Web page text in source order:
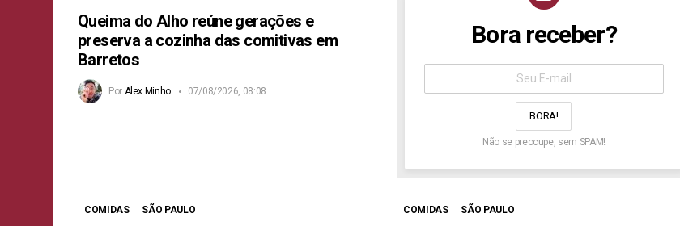
Queima do Alho reúne gerações e
preserva a cozinha das comitivas em
Barretos
Por Alex Minho 07/08/2026, 08:08
NEWSLETTER
Bora receber?
Não se preocupe, sem SPAM!
COMIDAS SÃO PAULO COMIDAS SÃO PAULO